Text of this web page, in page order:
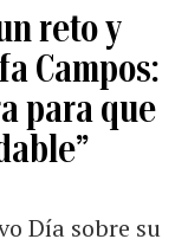
reto y
Campos:
para que
Día sobre su